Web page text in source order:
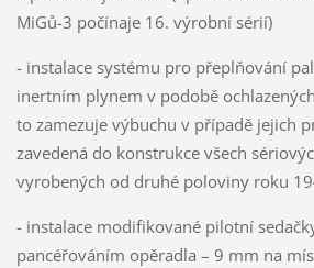
MiGů-3 počínaje 16. výrobní sérií)
- instalace systému pro přeplňování
inertním plynem v podobě
to zamezuje výbuchu v případě jejich
zavedená do konstrukce všech
vyrobených od druhé poloviny roku
- instalace modifikované pilotní
pancéřováním opěradla – 9 mm na